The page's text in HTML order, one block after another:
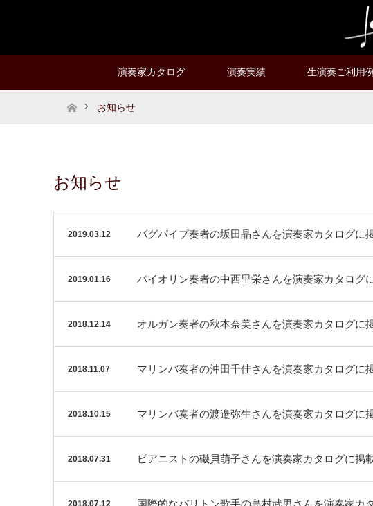
演奏家カタログ 演奏実績 生演奏ご利用例
ホームお知らせ
お知らせ
2019.03.12 バグパイプ奏者の坂田晶さんを演奏家カタログに
2019.01.16 バイオリン奏者の中西里栄さんを演奏家カタログ
2018.12.14 オルガン奏者の秋本奈美さんを演奏家カタログに
2018.11.07 マリンバ奏者の沖田千佳さんを演奏家カタログに
2018.10.15 マリンバ奏者の渡邉弥生さんを演奏家カタログに
2018.07.31 ピアニストの磯貝萌子さんを演奏家カタログに掲
2018.07.12